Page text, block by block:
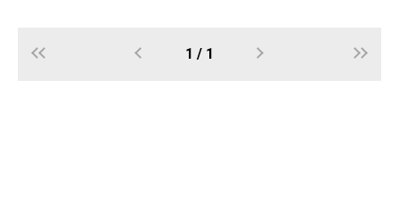
1 / 1